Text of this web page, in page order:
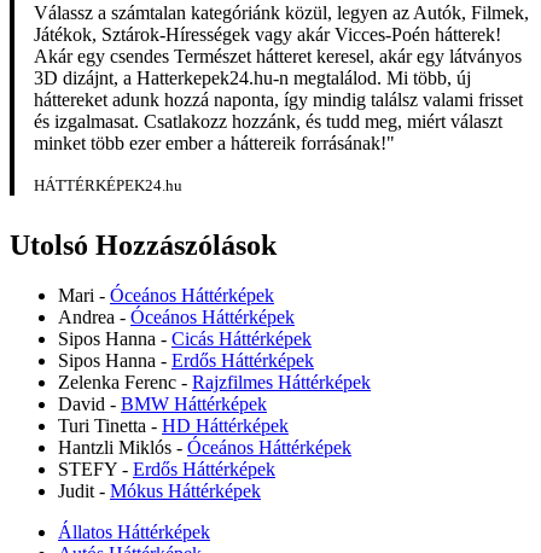
Válassz a számtalan kategóriánk közül, legyen az Autók, Filmek,
Játékok, Sztárok-Hírességek vagy akár Vicces-Poén hátterek!
Akár egy csendes Természet hátteret keresel, akár egy látványos
3D dizájnt, a Hatterkepek24.hu-n megtalálod. Mi több, új
háttereket adunk hozzá naponta, így mindig találsz valami frisset
és izgalmasat. Csatlakozz hozzánk, és tudd meg, miért választ
minket több ezer ember a háttereik forrásának!"
HÁTTÉRKÉPEK24.hu
Utolsó Hozzászólások
Mari - Óceános Háttérképek
Andrea - Óceános Háttérképek
Sipos Hanna - Cicás Háttérképek
Sipos Hanna - Erdős Háttérképek
Zelenka Ferenc - Rajzfilmes Háttérképek
David - BMW Háttérképek
Turi Tinetta - HD Háttérképek
Hantzli Miklós - Óceános Háttérképek
STEFY - Erdős Háttérképek
Judit- Mókus Háttérképek
Állatos Háttérképek